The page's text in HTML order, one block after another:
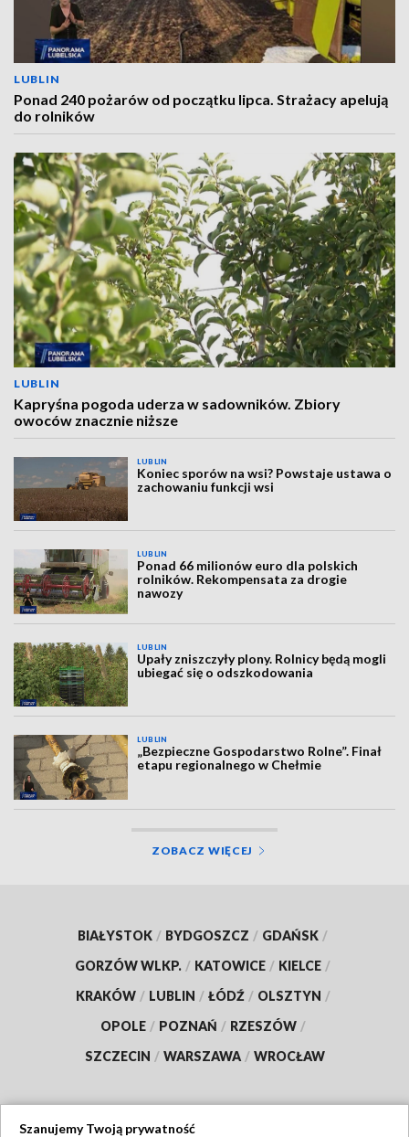
LUBLIN
Ponad 240 pożarów od początku lipca. Strażacy apelują
do rolników
LUBLIN
Kapryśna pogoda uderza w sadowników. Zbiory
owoców znacznie niższe
LUBLIN
Koniec sporów na wsi? Powstaje ustawa o
zachowaniu funkcji wsi
LUBLIN
Ponad 66 milionów euro dla polskich
rolników. Rekompensata za drogie
nawozy
LUBLIN
Upały zniszczyły plony. Rolnicy będą mogli
ubiegać się o odszkodowania
LUBLIN
„Bezpieczne Gospodarstwo Rolne”. Finał
etapu regionalnego w Chełmie
ZOBACZ WIĘCEJ
BIAŁYSTOK / BYDGOSZCZ / GDAŃSK /
GORZÓW WLKP. / KATOWICE / KIELCE /
KRAKÓW / LUBLIN / ŁÓDŹ / OLSZTYN /
OPOLE / POZNAŃ / RZESZÓW /
SZCZECIN / WARSZAWA / WROCŁAW
Szanujemy Twoją prywatność